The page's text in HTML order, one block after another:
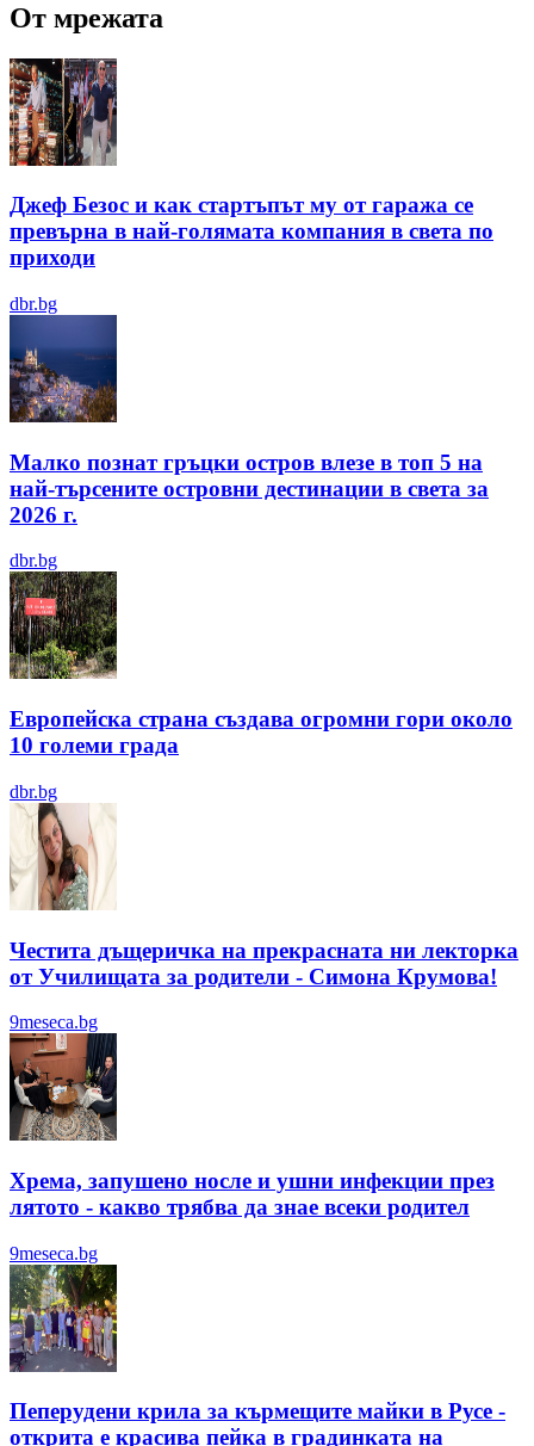
От мрежата
Джеф Безос и как стартъпът му от гаража се
превърна в най-голямата компания в света по
приходи
dbr.bg
Малко познат гръцки остров влезе в топ 5 на
най-търсените островни дестинации в света за
2026 г.
dbr.bg
Европейска страна създава огромни гори около
10 големи града
dbr.bg
Честита дъщеричка на прекрасната ни лекторка
от Училищата за родители - Симона Крумова!
9meseca.bg
Хрема, запушено носле и ушни инфекции през
лятотo - какво трябва да знае всеки родител
9meseca.bg
Пеперудени крила за кърмещите майки в Русе -
открита е красива пейка в градинката на